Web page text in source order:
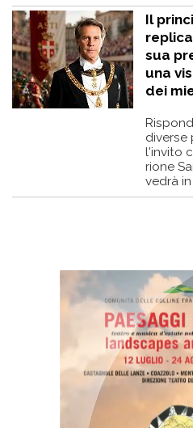
Il
sua
una
dei
diverse
l'invito
rione
vedrà